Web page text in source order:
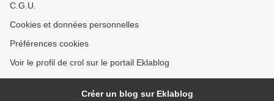
C.G.U.
Cookies et données personnelles
Préférences cookies
Voir le profil de crol sur le portail Eklablog
Créer un blog sur Eklablog